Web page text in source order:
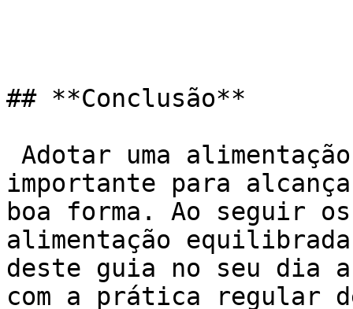
## **Conclusão**
importante para
boa forma. Ao seguir
alimentação
deste guia no seu dia
com a prática regular